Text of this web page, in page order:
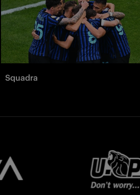
Squadra